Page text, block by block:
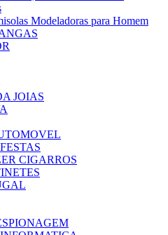
Modeladoras para Homem
JOIAS
CIGARROS